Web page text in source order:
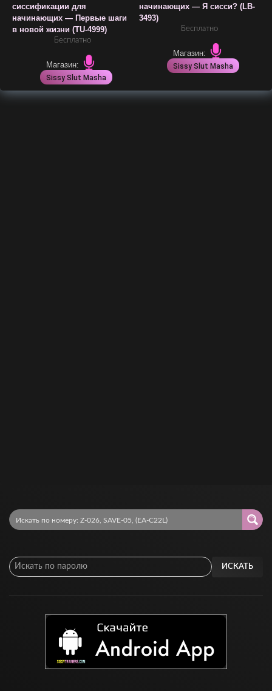
сиссификации для
начинающих — Первые шаги
в новой жизни (TU-4999)
Бесплатно
Магазин:
Sissy Slut Masha
начинающих — Я сисси? (LB-
3493)
Бесплатно
Магазин:
Sissy Slut Masha
ИСКАТЬ